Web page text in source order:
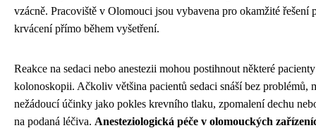
vzácně. Pracoviště v Olomouci jsou vybavena pro okamžité řešení
krvácení přímo během vyšetření.
Reakce na sedaci nebo anestezii mohou postihnout některé
kolonoskopii. Ačkoliv většina pacientů sedaci snáší bez problémů,
nežádoucí účinky jako pokles krevního tlaku, zpomalení dechu
na podaná léčiva. Anesteziologická péče v olomouckých